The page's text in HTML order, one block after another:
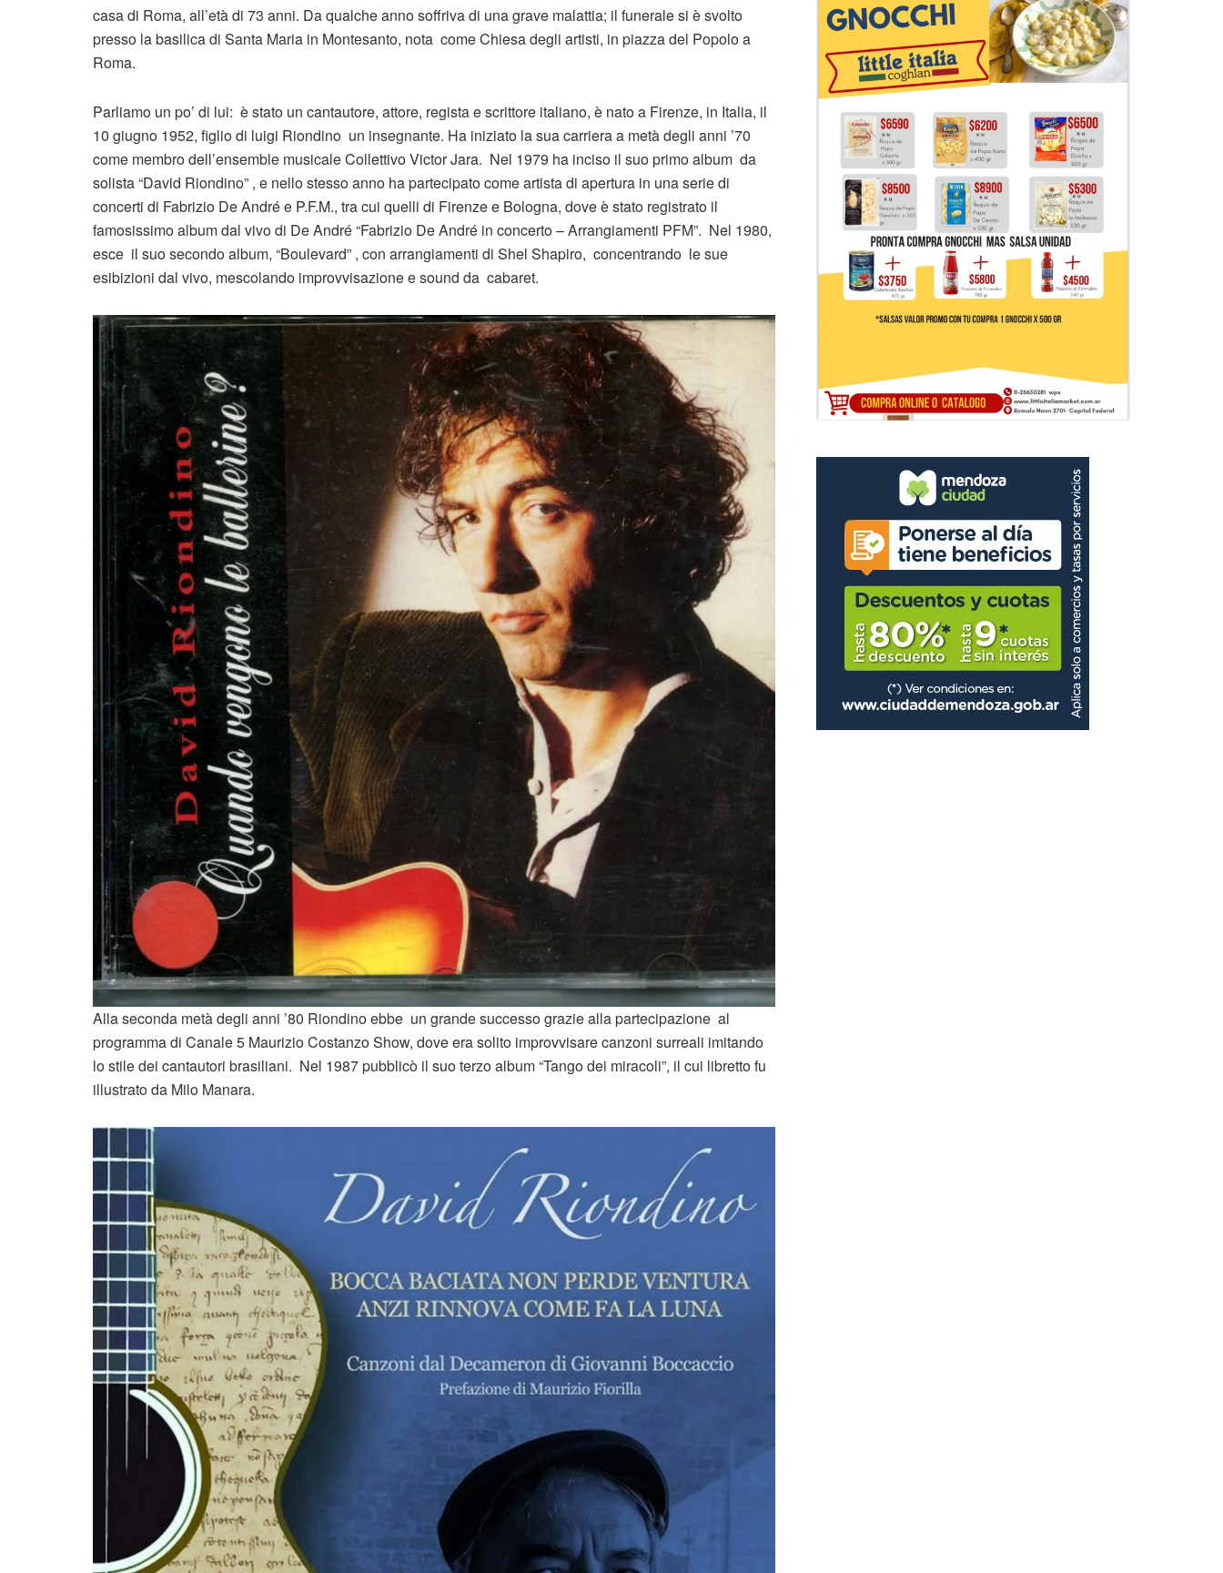
casa di Roma, all’età di 73 anni. Da qualche anno soffriva di una grave malattia; il funerale si è svolto
presso la basilica di Santa Maria in Montesanto, nota come Chiesa degli artisti, in piazza del Popolo a
Roma.
Parliamo un po’ di lui: è stato un cantautore, attore, regista e scrittore italiano, è nato a Firenze, in Italia, il
10 giugno 1952, figlio di luigi Riondino un insegnante. Ha iniziato la sua carriera a metà degli anni ’70
come membro dell’ensemble musicale Collettivo Victor Jara. Nel 1979 ha inciso il suo primo album da
solista “David Riondino” , e nello stesso anno ha partecipato come artista di apertura in una serie di
concerti di Fabrizio De André e P.F.M., tra cui quelli di Firenze e Bologna, dove è stato registrato il
famosissimo album dal vivo di De André “Fabrizio De André in concerto – Arrangiamenti PFM”. Nel 1980,
esce il suo secondo album, “Boulevard” , con arrangiamenti di Shel Shapiro, concentrando le sue
esibizioni dal vivo, mescolando improvvisazione e sound da cabaret.
Alla seconda metà degli anni ’80 Riondino ebbe un grande successo grazie alla partecipazione al
programma di Canale 5 Maurizio Costanzo Show, dove era solito improvvisare canzoni surreali imitando
lo stile dei cantautori brasiliani. Nel 1987 pubblicò il suo terzo album “Tango dei miracoli”, il cui libretto fu
illustrato da Milo Manara.